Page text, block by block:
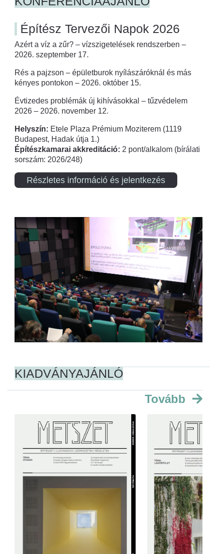
Építész Tervezői Napok 2026
Azért a víz a zűr? – vízszigetelések rendszerben –
2026. szeptember 17.
Rés a pajzson – épületburok nyílászáróknál és más
kényes pontokon – 2026. október 15.
Évtizedes problémák új kihívásokkal – tűzvédelem
2026 – 2026. november 12.
Helyszín: Etele Plaza Prémium Moziterem (1119
Budapest, Hadak útja 1.)
Építészkamarai akkreditáció: 2 pont/alkalom (bírálati
sorszám: 2026/248)
Részletes információ és jelentkezés
KIADVÁNYAJÁNLÓ
Tovább